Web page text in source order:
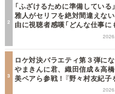
「ふざけるために準備している
雅人がセリフを絶対間違えな
由に視聴者感嘆「どんな仕事に
てはまる」【日曜日の初耳学】
ロケ対決バラエティ第３弾に
やまきんに君、織田信成＆高
美ペアら参戦！『野々村友紀子
らせろ！』１２日（日）昼に放送